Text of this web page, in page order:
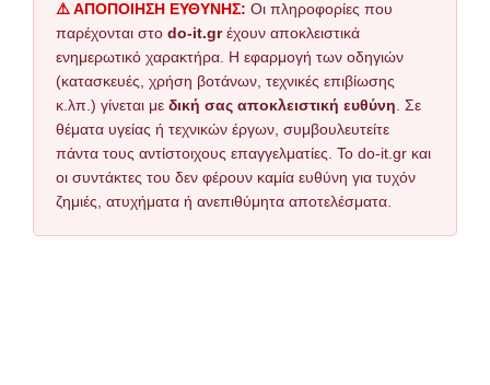
⚠️ ΑΠΟΠΟΙΗΣΗ ΕΥΘΥΝΗΣ: Οι πληροφορίες που
παρέχονται στο do-it.grέχουν αποκλειστικά
ενημερωτικό χαρακτήρα. Η εφαρμογή των οδηγιών
(κατασκευές, χρήση βοτάνων, τεχνικές επιβίωσης
κ.λπ.) γίνεται με δική σας αποκλειστική ευθύνη . Σε
θέματα υγείας ή τεχνικών έργων, συμβουλευτείτε
πάντα τους αντίστοιχους επαγγελματίες. Το do-it.gr και
οι συντάκτες του δεν φέρουν καμία ευθύνη για τυχόν
ζημιές, ατυχήματα ή ανεπιθύμητα αποτελέσματα.